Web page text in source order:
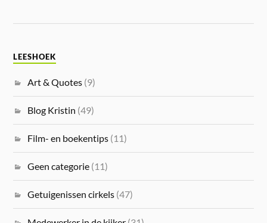
LEESHOEK
Art & Quotes (9)
Blog Kristin (49)
Film- en boekentips (11)
Geen categorie (11)
Getuigenissen cirkels (47)